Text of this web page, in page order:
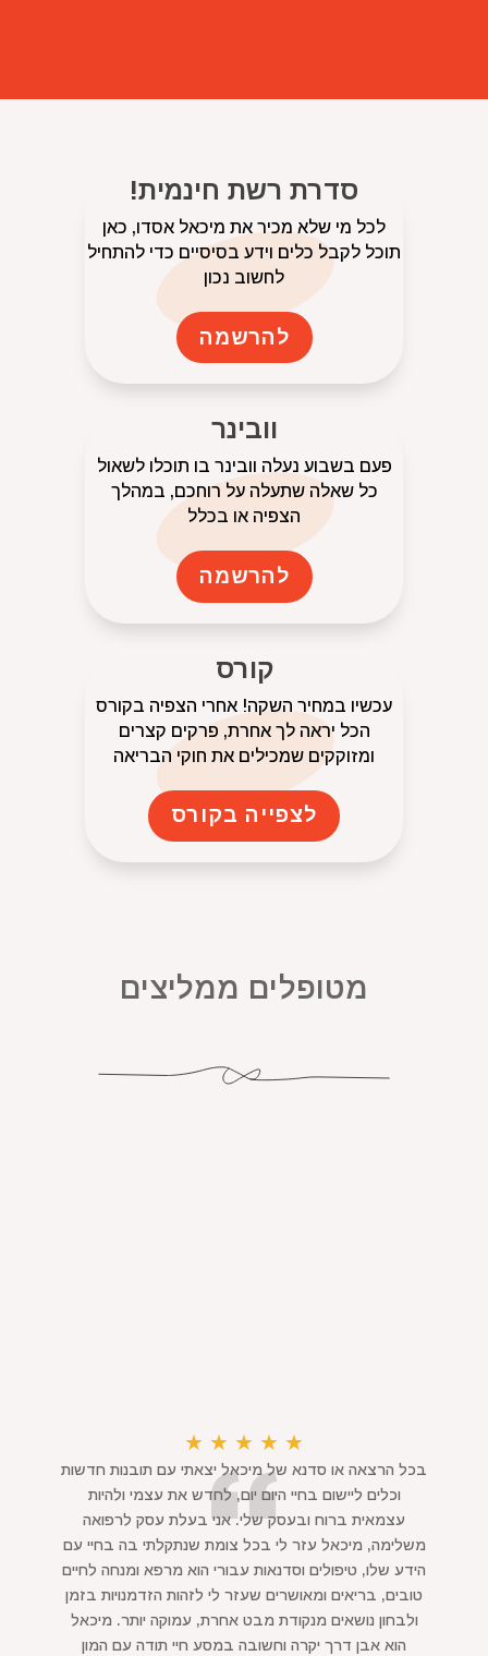
סדרת רשת חינמית!
לכל מי שלא מכיר את מיכאל אסדו, כאן
תוכל לקבל כלים וידע בסיסיים כדי להתחיל
לחשוב נכון
להרשמה
וובינר
פעם בשבוע נעלה וובינר בו תוכלו לשאול
כל שאלה שתעלה על רוחכם, במהלך
הצפיה או בכלל
להרשמה
קורס
עכשיו במחיר השקה! אחרי הצפיה בקורס
הכל יראה לך אחרת, פרקים קצרים
ומזוקקים שמכילים את חוקי הבריאה
לצפייה בקורס
מטופלים ממליצים
★
★
★
★
★
בכל הרצאה או סדנא של מיכאל יצאתי עם תובנות חדשות
וכלים ליישום בחיי היום יום, לחדש את עצמי ולהיות
עצמאית ברוח ובעסק שלי. אני בעלת עסק לרפואה
משלימה, מיכאל עזר לי בכל צומת שנתקלתי בה בחיי עם
הידע שלו, טיפולים וסדנאות עבורי הוא מרפא ומנחה לחיים
טובים, בריאים ומאושרים שעזר לי לזהות הזדמנויות בזמן
ולבחון נושאים מנקודת מבט אחרת, עמוקה יותר. מיכאל
הוא אבן דרך יקרה וחשובה במסע חיי תודה עם המון